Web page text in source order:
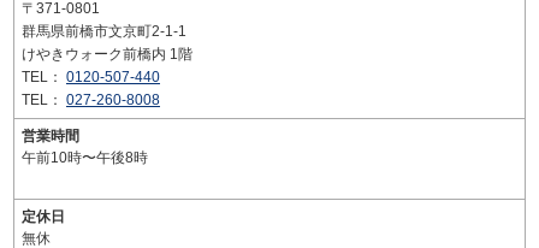
〒371-0801
群馬県前橋市文京町2-1-1
けやきウォーク前橋内 1階
TEL： 0120-507-440
TEL： 027-260-8008
営業時間
午前10時〜午後8時
定休日
無休